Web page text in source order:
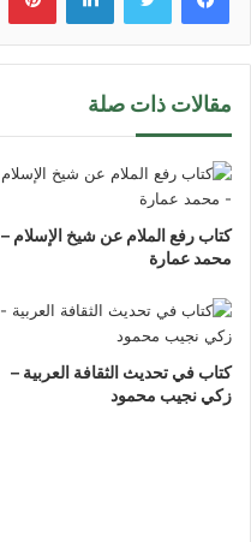
مقالات ذات صلة
كتاب رفع الملام عن شيخ الإسلام –
محمد عمارة
كتاب في تحديث الثقافة العربية –
زكي نجيب محمود